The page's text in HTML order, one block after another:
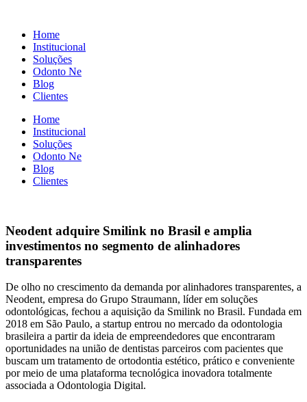
conteúdo
Home
Institucional
Soluções
Odonto Ne
Blog
Clientes
Home
Institucional
Soluções
Odonto Ne
Blog
Clientes
Neodent adquire Smilink no Brasil e amplia
investimentos no segmento de alinhadores
transparentes
De olho no crescimento da demanda por alinhadores transparentes, a
Neodent, empresa do Grupo Straumann, líder em soluções
odontológicas, fechou a aquisição da Smilink no Brasil. Fundada em
2018 em São Paulo, a startup entrou no mercado da odontologia
brasileira a partir da ideia de empreendedores que encontraram
oportunidades na união de dentistas parceiros com pacientes que
buscam um tratamento de ortodontia estético, prático e conveniente
por meio de uma plataforma tecnológica inovadora totalmente
associada a Odontologia Digital.